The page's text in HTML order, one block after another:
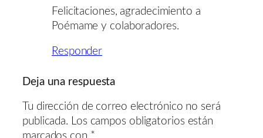
Felicitaciones, agradecimiento a
Poémame y colaboradores.
Responder
Deja una respuesta
Tu dirección de correo electrónico no será
publicada.
Los campos obligatorios están
marcados con *